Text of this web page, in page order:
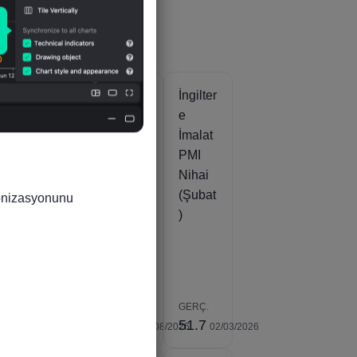
Hizme
Nihai
İngilter
e
Markit/
06/08/2026
İngilter
e
İmalat
PMI
Nihai
(Şubat
)
GERÇ.
51.7 02/03/2026